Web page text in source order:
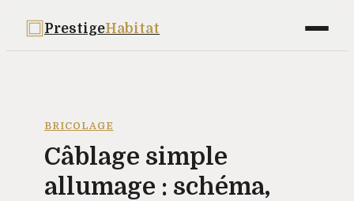
PrestigeHabitat
Déco
Bricolage
Jardinage
BRICOLAGE
Câblage simple
allumage : schéma,